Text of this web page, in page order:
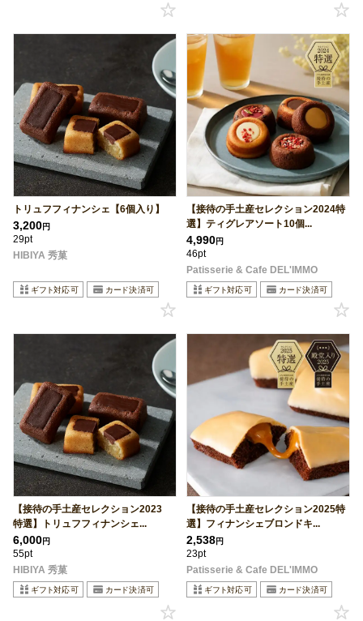
トリュフフィナンシェ【6個入り】
3,200円
29pt
HIBIYA 秀菓
【接待の手土産セレクション2024特
選】ティグレアソート10個...
4,990円
46pt
Patisserie & Cafe DEL'IMMO
【接待の手土産セレクション2023
特選】トリュフフィナンシェ...
6,000円
55pt
HIBIYA 秀菓
【接待の手土産セレクション2025特
選】フィナンシェブロンドキ...
2,538円
23pt
Patisserie & Cafe DEL'IMMO